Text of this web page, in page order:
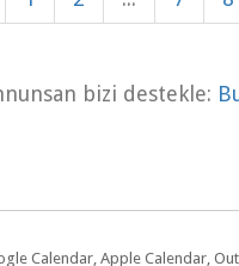
bizi destekle:
Calendar, Apple Calendar,